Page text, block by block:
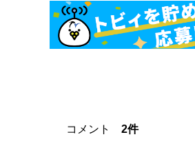
コメント 2件